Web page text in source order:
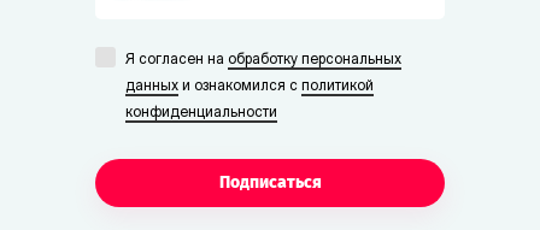
Я согласен на обработку персональных
данных и ознакомился с политикой
конфиденциальности
Подписаться